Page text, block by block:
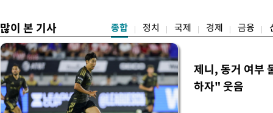
많이 본 기사 종합 정치 국제 경제 금융
제니, 동거 여부
하자" 웃음